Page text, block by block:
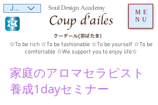
クーデール(羽ばたき）
☆To be rich ☆To be fashionable ☆To be yourself ☆To be
comfortable ☆We support you to enjoy life☆
ME
NU
JPY (¥) Soul Design Academy
家庭のアロマセラピスト
養成1dayセミナー